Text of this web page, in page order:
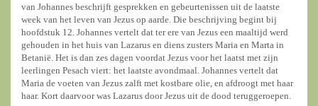
van Johannes beschrijft gesprekken en gebeurtenissen uit de laatste
week van het leven van Jezus op aarde. Die beschrijving begint bij
hoofdstuk 12. Johannes vertelt dat ter ere van Jezus een maaltijd werd
gehouden in het huis van Lazarus en diens zusters Maria en Marta in
Betanië. Het is dan zes dagen voordat Jezus voor het laatst met zijn
leerlingen Pesach viert: het laatste avondmaal. Johannes vertelt dat
Maria de voeten van Jezus zalft met kostbare olie, en afdroogt met haar
haar. Kort daarvoor was Lazarus door Jezus uit de dood teruggeroepen.